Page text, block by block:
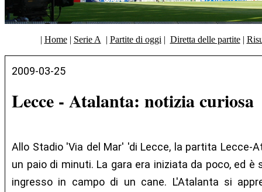
| Home| Serie A | Partite di oggi | Diretta delle partite|
2009-03-25
Lecce - Atalanta: notizia curiosa
Allo Stadio 'Via del Mar' 'di Lecce, la partita Lecce-
un paio di minuti. La gara era iniziata da poco, ed
ingresso in campo di un cane. L'Atalanta si